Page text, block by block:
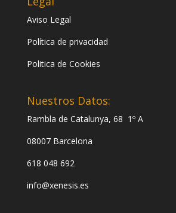
Aviso Legal
Política de privacidad
Politica de Cookies
Nuestros Datos:
Rambla de Catalunya, 68 1º A
08007 Barcelona
618 048 692
info@xenesis.es